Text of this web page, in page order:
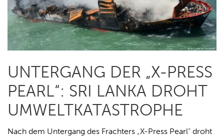
UNTERGANG DER „X-PRESS
PEARL“: SRI LANKA DROHT
UMWELTKATASTROPHE
Nach dem Untergang des Frachters „X-Press Pearl“ droht